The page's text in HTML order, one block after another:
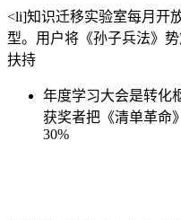
<li]知识迁移实验室每月开
型。用户将《孙子兵法》
扶持
年度学习大会是转化
获奖者把《清单革命
30%